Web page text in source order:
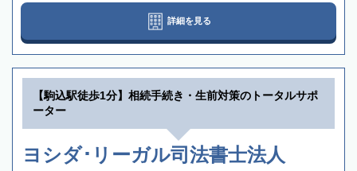
詳細を見る
【駒込駅徒歩1分】相続手続き・生前対策のトータルサポ
ーター
ヨシダ･リーガル司法書士法人